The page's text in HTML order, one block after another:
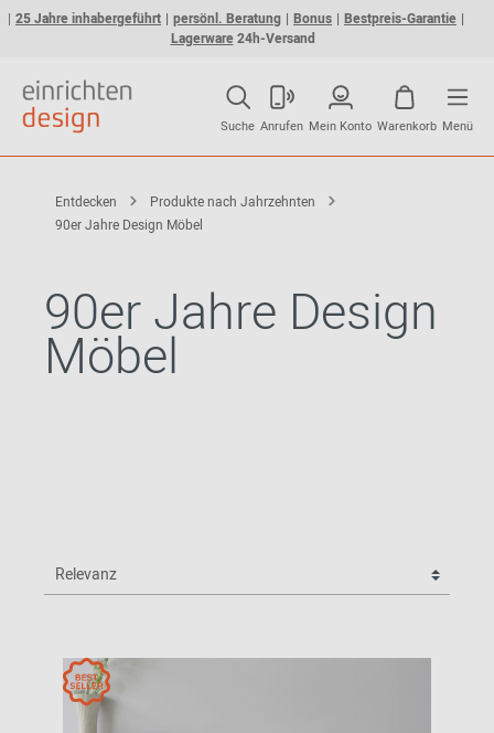
25 Jahre inhabergeführt persönl. Beratung Bonus
Bestpreis-Garantie
Lagerware24h-Versand
Suche Anrufen Mein Konto Warenkorb Menü
Entdecken
Produkte nach Jahrzehnten
90er Jahre Design Möbel
90er Jahre Design
Möbel